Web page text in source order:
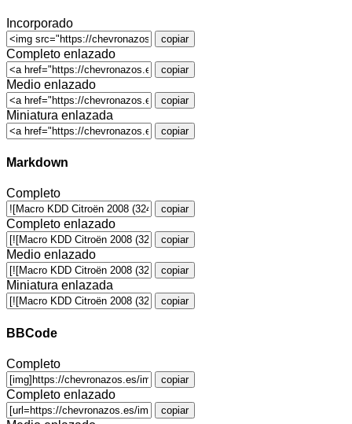
Incorporado
copiar
Completo enlazado
copiar
Medio enlazado
copiar
Miniatura enlazada
copiar
Markdown
Completo
copiar
Completo enlazado
copiar
Medio enlazado
copiar
Miniatura enlazada
copiar
BBCode
Completo
copiar
Completo enlazado
copiar